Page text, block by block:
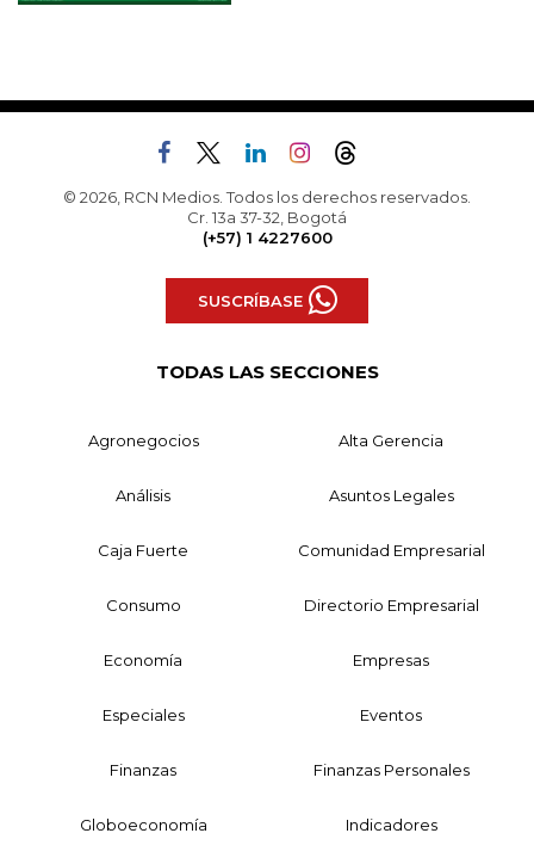
© 2026, RCN Medios. Todos los derechos reservados.
Cr. 13a 37-32, Bogotá
(+57) 1 4227600
SUSCRÍBASE
TODAS LAS SECCIONES
Agronegocios Alta Gerencia
Análisis Asuntos Legales
Caja Fuerte Comunidad Empresarial
Consumo Directorio Empresarial
Economía Empresas
Especiales Eventos
Finanzas Finanzas Personales
Globoeconomía Indicadores